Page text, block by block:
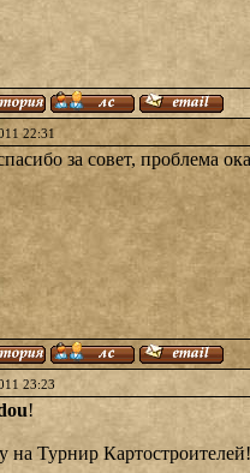
22:31
за совет, проблема
23:23
!
на Турнир